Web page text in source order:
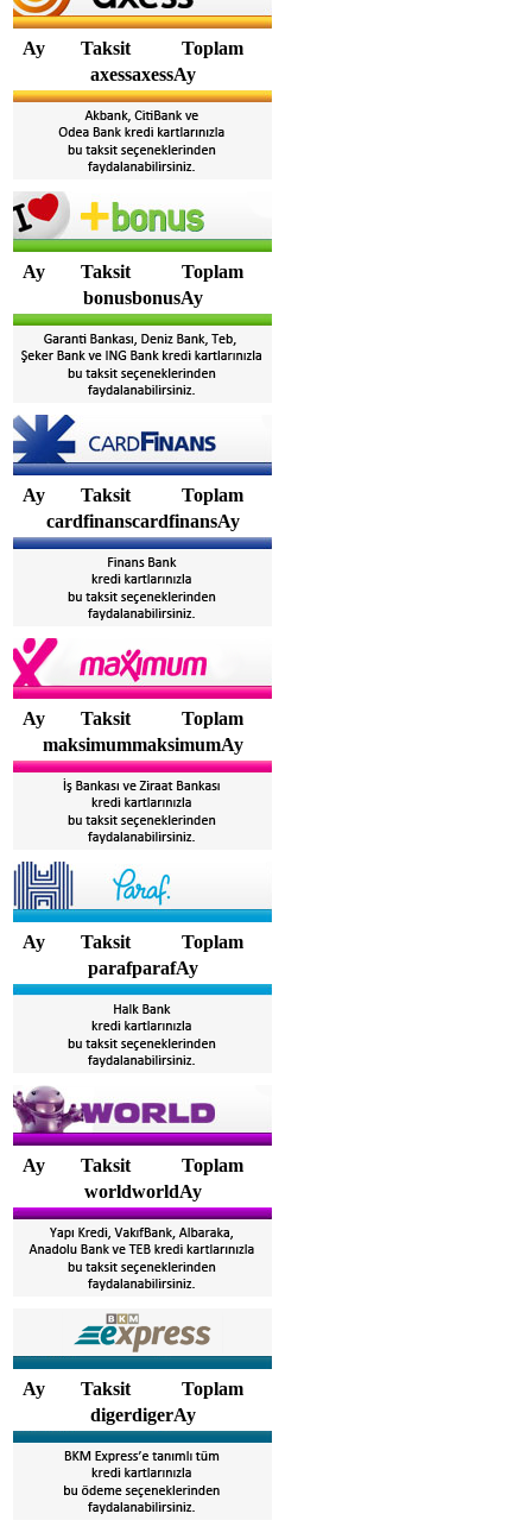
Ay Taksit
Toplam
axessaxessAy
Ay Taksit
Toplam
bonusbonusAy
Ay Taksit
Toplam
cardfinanscardfinansAy
Ay Taksit
Toplam
maksimummaksimumAy
Ay Taksit
Toplam
parafparafAy
Ay Taksit
Toplam
worldworldAy
Ay Taksit
Toplam
digerdigerAy